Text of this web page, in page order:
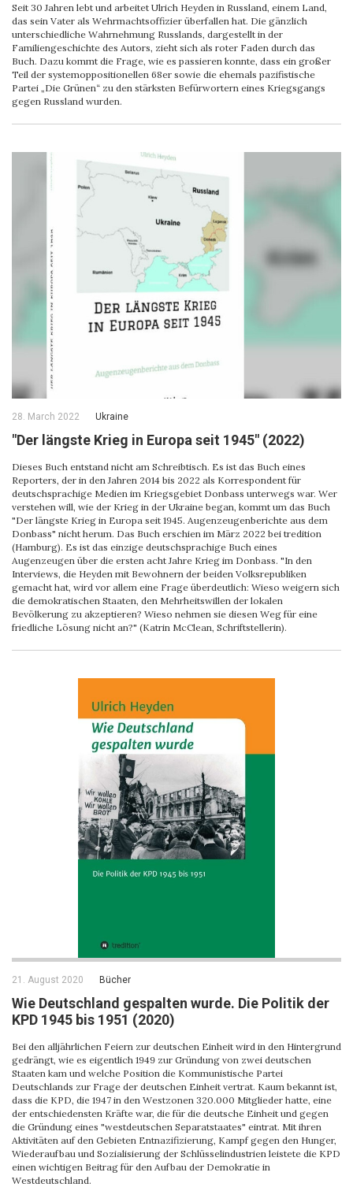
Seit 30 Jahren lebt und arbeitet Ulrich Heyden in Russland, einem Land,
das sein Vater als Wehrmachtsoffizier überfallen hat. Die gänzlich
unterschiedliche Wahrnehmung Russlands, dargestellt in der
Familiengeschichte des Autors, zieht sich als roter Faden durch das
Buch. Dazu kommt die Frage, wie es passieren konnte, dass ein großer
Teil der systemoppositionellen 68er sowie die ehemals pazifistische
Partei „Die Grünen“ zu den stärksten Befürwortern eines Kriegsgangs
gegen Russland wurden.
28. March 2022 Ukraine
"Der längste Krieg in Europa seit 1945" (2022)
Dieses Buch entstand nicht am Schreibtisch. Es ist das Buch eines
Reporters, der in den Jahren 2014 bis 2022 als Korrespondent für
deutschsprachige Medien im Kriegsgebiet Donbass unterwegs war. Wer
verstehen will, wie der Krieg in der Ukraine began, kommt um das Buch
"Der längste Krieg in Europa seit 1945. Augenzeugenberichte aus dem
Donbass" nicht herum. Das Buch erschien im März 2022 bei tredition
(Hamburg). Es ist das einzige deutschsprachige Buch eines
Augenzeugen über die ersten acht Jahre Krieg im Donbass. "In den
Interviews, die Heyden mit Bewohnern der beiden Volksrepubliken
gemacht hat, wird vor allem eine Frage überdeutlich: Wieso weigern sich
die demokratischen Staaten, den Mehrheitswillen der lokalen
Bevölkerung zu akzeptieren? Wieso nehmen sie diesen Weg für eine
friedliche Lösung nicht an?" (Katrin McClean, Schriftstellerin).
21. August 2020 Bücher
Wie Deutschland gespalten wurde. Die Politik der
KPD 1945 bis 1951 (2020)
Bei den alljährlichen Feiern zur deutschen Einheit wird in den Hintergrund
gedrängt, wie es eigentlich 1949 zur Gründung von zwei deutschen
Staaten kam und welche Position die Kommunistische Partei
Deutschlands zur Frage der deutschen Einheit vertrat. Kaum bekannt ist,
dass die KPD, die 1947 in den Westzonen 320.000 Mitglieder hatte, eine
der entschiedensten Kräfte war, die für die deutsche Einheit und gegen
die Gründung eines "westdeutschen Separatstaates" eintrat. Mit ihren
Aktivitäten auf den Gebieten Entnazifizierung, Kampf gegen den Hunger,
Wiederaufbau und Sozialisierung der Schlüsselindustrien leistete die KPD
einen wichtigen Beitrag für den Aufbau der Demokratie in
Westdeutschland.